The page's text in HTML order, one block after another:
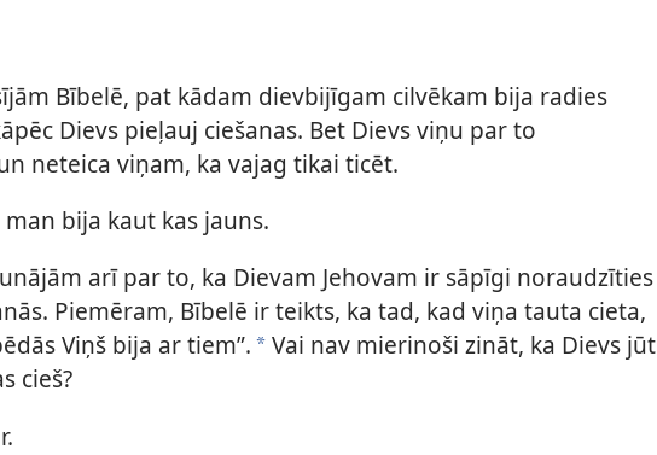
Bībelē, pat kādam dievbijīgam cilvēkam bija radies
Dievs pieļauj ciešanas. Bet Dievs viņu par to
neteica viņam, ka vajag tikai ticēt.
man bija kaut kas jauns.
arī par to, ka Dievam Jehovam ir sāpīgi noraudzīties
Piemēram, Bībelē ir teikts, ka tad, kad viņa tauta cieta,
Viņš bija ar tiem”. * Vai nav mierinoši zināt, ka Dievs jūt
cieš?